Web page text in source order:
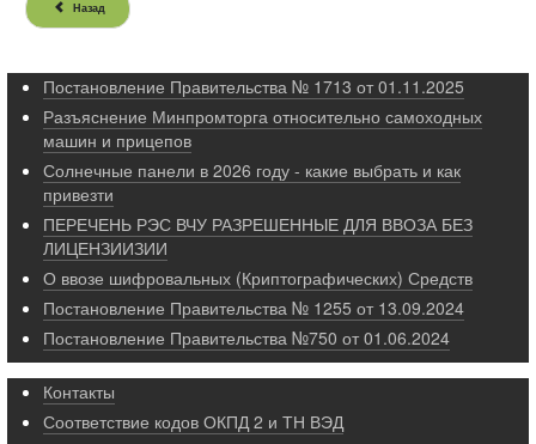
Назад
Постановление Правительства № 1713 от 01.11.2025
Разъяснение Минпромторга относительно самоходных
машин и прицепов
Солнечные панели в 2026 году - какие выбрать и как
привезти
ПЕРЕЧЕНЬ РЭС ВЧУ РАЗРЕШЕННЫЕ ДЛЯ ВВОЗА БЕЗ
ЛИЦЕНЗИИЗИИ
О ввозе шифровальных (Криптографических) Средств
Постановление Правительства № 1255 от 13.09.2024
Постановление Правительства №750 от 01.06.2024
Контакты
Соответствие кодов ОКПД 2 и ТН ВЭД